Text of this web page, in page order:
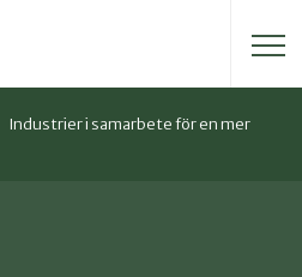
Industrier i samarbete för en mer